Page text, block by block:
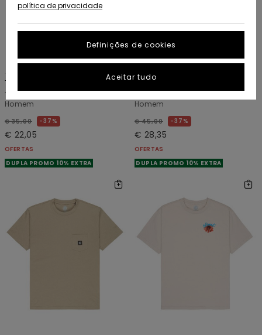
2 ORGANIC COTTON
Timber The Frog
T-shirt de manga curta Preto
Homem
€ 35,00 37%
€ 22,05
OFERTAS
DUPLA PROMO 10% EXTRA
1 ORGANIC COTTON
Eaxe Ripple
Homem
€ 45,00 37%
€ 28,35
OFERTAS
DUPLA PROMO 10% EXTRA
política de privacidade
Definições de cookies
Aceitar tudo